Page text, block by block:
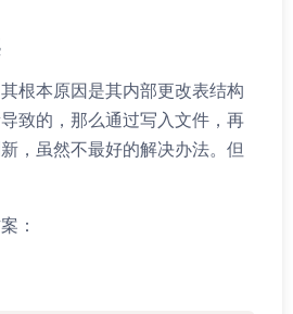
根本原因是其内部更改表结构
致的，那么通过写入文件，再
，虽然不最好的解决办法。但
：